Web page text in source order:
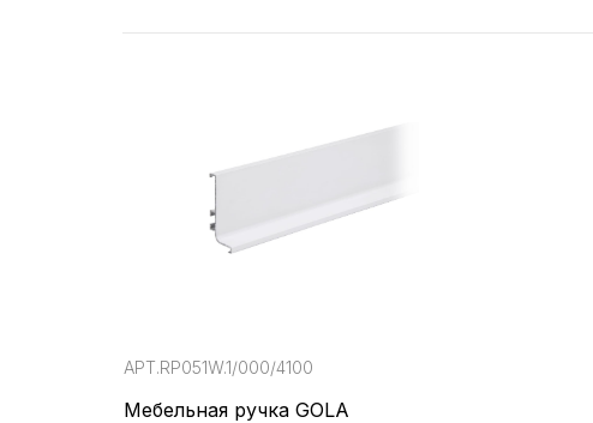
АРТ.RP051W.1/000/4100
Мебельная ручка GOLA